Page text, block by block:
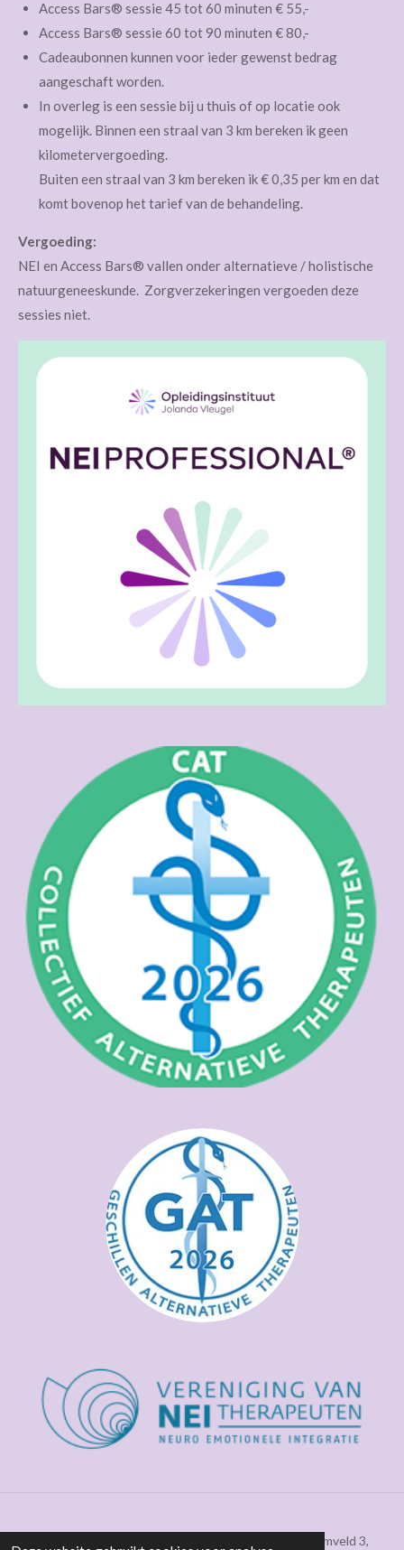
Access Bars® sessie 45 tot 60 minuten € 55,-
Access Bars® sessie 60 tot 90 minuten € 80,-
Cadeaubonnen kunnen voor ieder gewenst bedrag
aangeschaft worden.
In overleg is een sessie bij u thuis of op locatie ook
mogelijk. Binnen een straal van 3 km bereken ik geen
kilometervergoeding.
Buiten een straal van 3 km bereken ik € 0,35 per km en dat
komt bovenop het tarief van de behandeling.
Vergoeding:
NEI en Access Bars® vallen onder alternatieve / holistische
natuurgeneeskunde. Zorgverzekeringen vergoeden deze
sessies niet.
| Zonnebloemveld 3,